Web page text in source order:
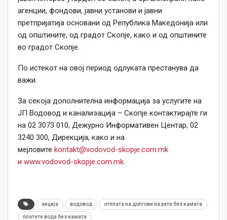
агенции, фондови, јавни установи и јавни
претпријатија основани од Република Македонија или
од општините, од градот Скопје, како и од општините
во градот Скопје.
По истекот на овој период одлуката престанува да
важи.
За секоја дополнителна информација за услугите на
ЈП Водовод и канализација – Скопје контактирајте ги
на 02 3073 010, Дежурно Информативен Центар, 02
3240 300, Дирекција, како и на
мејловите kontakt@vodovod-skopje.com.mk
и www.vodovod-skopje.com.mk.
акција водовод отплата на долгови на рати без камата
платете вода без камата